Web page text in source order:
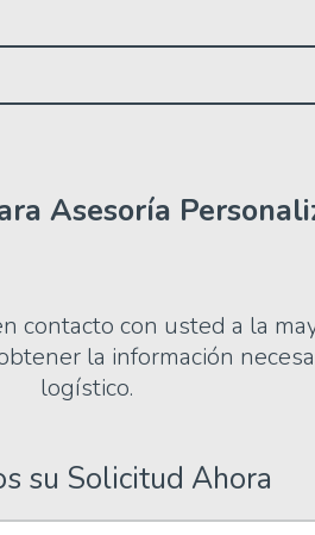
Asesoría
contacto con usted a la
la información
logístico.
su Solicitud Ahora